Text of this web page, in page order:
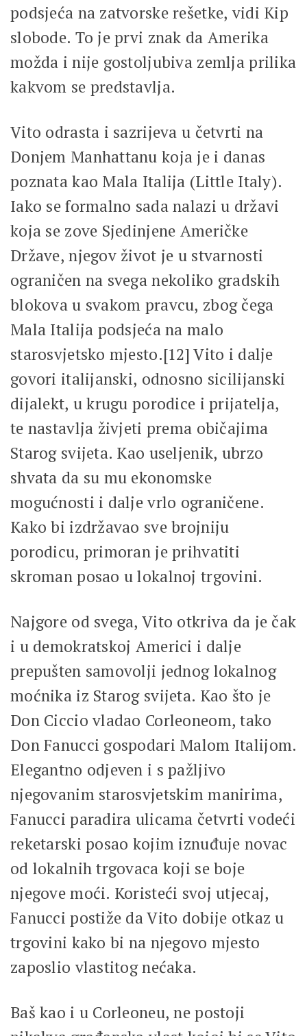
podsjeća na zatvorske rešetke, vidi Kip
slobode. To je prvi znak da Amerika
možda i nije gostoljubiva zemlja prilika
kakvom se predstavlja.
Vito odrasta i sazrijeva u četvrti na
Donjem Manhattanu koja je i danas
poznata kao Mala Italija (Little Italy).
Iako se formalno sada nalazi u državi
koja se zove Sjedinjene Američke
Države, njegov život je u stvarnosti
ograničen na svega nekoliko gradskih
blokova u svakom pravcu, zbog čega
Mala Italija podsjeća na malo
starosvjetsko mjesto.[12] Vito i dalje
govori italijanski, odnosno sicilijanski
dijalekt, u krugu porodice i prijatelja,
te nastavlja živjeti prema običajima
Starog svijeta. Kao useljenik, ubrzo
shvata da su mu ekonomske
mogućnosti i dalje vrlo ograničene.
Kako bi izdržavao sve brojniju
porodicu, primoran je prihvatiti
skroman posao u lokalnoj trgovini.
Najgore od svega, Vito otkriva da je čak
i u demokratskoj Americi i dalje
prepušten samovolji jednog lokalnog
moćnika iz Starog svijeta. Kao što je
Don Ciccio vladao Corleoneom, tako
Don Fanucci gospodari Malom Italijom.
Elegantno odjeven i s pažljivo
njegovanim starosvjetskim manirima,
Fanucci paradira ulicama četvrti vodeći
reketarski posao kojim iznuđuje novac
od lokalnih trgovaca koji se boje
njegove moći. Koristeći svoj utjecaj,
Fanucci postiže da Vito dobije otkaz u
trgovini kako bi na njegovo mjesto
zaposlio vlastitog nećaka.
Baš kao i u Corleoneu, ne postoji